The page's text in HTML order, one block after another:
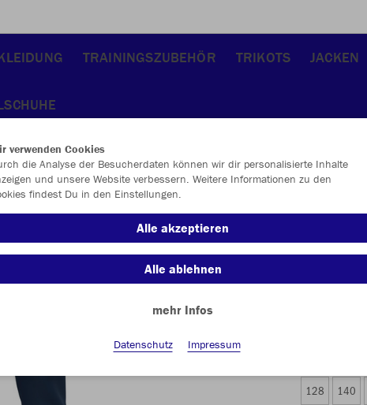
TRAININGSZUBEHÖR TRIKOTS JACKEN
JAKO
128 140
verwenden Cookies
die Analyse der Besucherdaten können wir dir personalisierte Inhalte
und unsere Website verbessern. Weitere Informationen zu den
findest Du in den Einstellungen.
Alle akzeptieren
Alle ablehnen
mehr Infos
Datenschutz Impressum